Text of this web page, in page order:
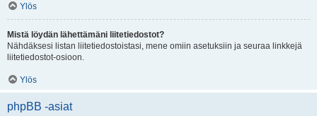
Ylös
Mistä löydän lähettämäni liitetiedostot?
Nähdäksesi listan liitetiedostoistasi, mene omiin asetuksiin ja seuraa linkkejä
liitetiedostot-osioon.
Ylös
phpBB -asiat